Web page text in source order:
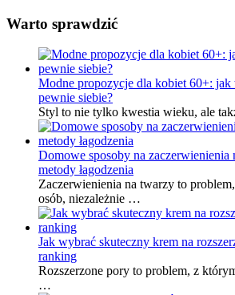
Warto sprawdzić
Modne propozycje dla kobiet 60+:
pewnie siebie?
Styl to nie tylko kwestia wieku, ale
Domowe sposoby na zaczerwienienia
metody łagodzenia
Zaczerwienienia na twarzy to
osób, niezależnie …
Jak wybrać skuteczny krem na
ranking
Rozszerzone pory to problem, z
…